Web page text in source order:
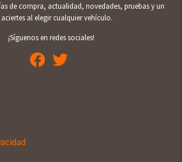
de compra, actualidad, novedades, pruebas y un
al elegir cualquier vehículo.
¡Síguenos en redes sociales!